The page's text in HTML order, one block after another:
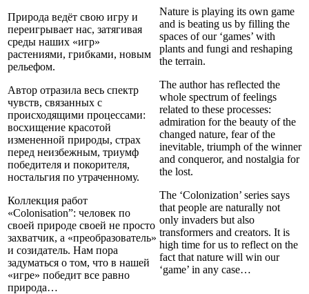
Природа ведёт свою игру и
переигрывает нас, затягивая
среды наших «игр»
растениями, грибками, новым
рельефом.
Автор отразила весь спектр
чувств, связанных с
происходящими процессами:
восхищение красотой
измененной природы, страх
перед неизбежным, триумф
победителя и покорителя,
ностальгия по утраченному.
Коллекция работ
«Colonisation”: человек по
своей природе своей не просто
захватчик, а «преобразователь»
и созидатель. Нам пора
задуматься о том, что в нашей
«игре» победит все равно
природа…
Nature is playing its own game
and is beating us by filling the
spaces of our ‘games’ with
plants and fungi and reshaping
the terrain.
The author has reflected the
whole spectrum of feelings
related to these processes:
admiration for the beauty of the
changed nature, fear of the
inevitable, triumph of the winner
and conqueror, and nostalgia for
the lost.
The ‘Colonization’ series says
that people are naturally not
only invaders but also
transformers and creators. It is
high time for us to reflect on the
fact that nature will win our
‘game’ in any case…